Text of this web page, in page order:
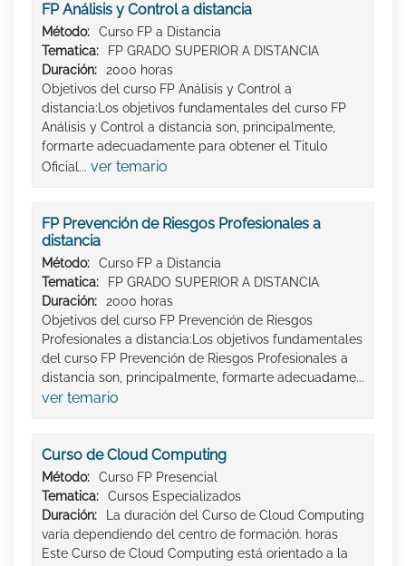
FP Análisis y Control a distancia
Método:
Curso FP a Distancia
Tematica:
FP GRADO SUPERIOR A DISTANCIA
Duración:
2000 horas
Objetivos del curso FP Análisis y Control a
distancia:Los objetivos fundamentales del curso FP
Análisis y Control a distancia son, principalmente,
formarte adecuadamente para obtener el Titulo
Oficial... ver temario
FP Prevención de Riesgos Profesionales a
distancia
Método:
Curso FP a Distancia
Tematica:
FP GRADO SUPERIOR A DISTANCIA
Duración:
2000 horas
Objetivos del curso FP Prevención de Riesgos
Profesionales a distancia:Los objetivos fundamentales
del curso FP Prevención de Riesgos Profesionales a
distancia son, principalmente, formarte adecuadame...
ver temario
Curso de Cloud Computing
Método:
Curso FP Presencial
Tematica:
Cursos Especializados
Duración:
La duración del Curso de Cloud Computing
varía dependiendo del centro de formación. horas
Este Curso de Cloud Computing está orientado a la